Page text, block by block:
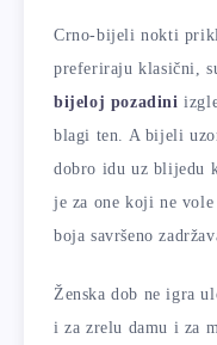
Crno-bijeli nokti
preferiraju klasični,
bijeloj pozadini
blagi ten. A bijeli
dobro idu uz blijedu
je za one koji ne
boja savršeno
Ženska dob ne igra
i za zrelu damu i za